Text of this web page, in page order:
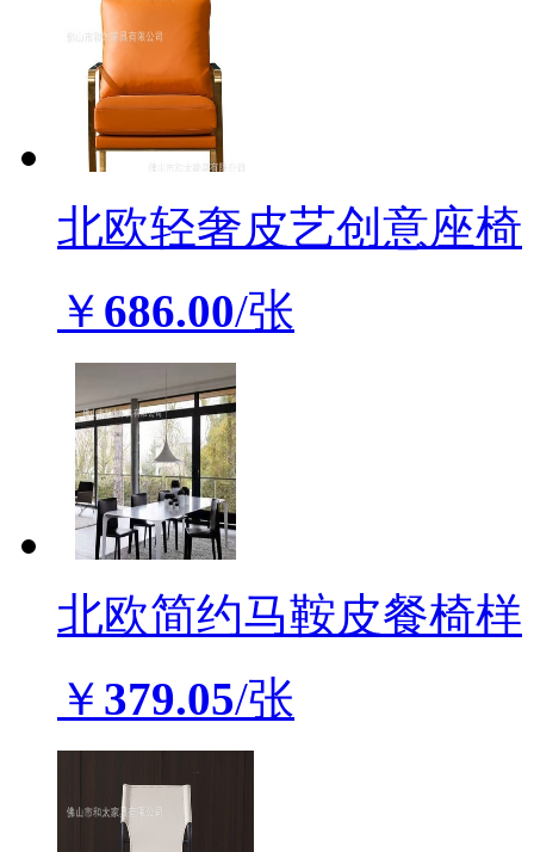
北欧轻奢皮艺创意座椅
￥ 686.00/张
北欧简约马鞍皮餐椅样
￥ 379.05/张